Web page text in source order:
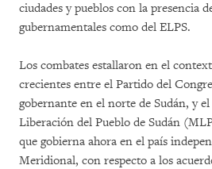
ciudades y pueblos con la presencia
gubernamentales como del ELPS.
Los combates estallaron en el
crecientes entre el Partido del
gobernante en el norte de Sudán, y
Liberación del Pueblo de Sudán
que gobierna ahora en el país
Meridional, con respecto a los